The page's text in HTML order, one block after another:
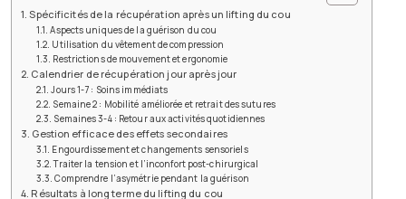
Spécificités de la récupération après un lifting du cou
Aspects uniques de la guérison du cou
Utilisation du vêtement de compression
Restrictions de mouvement et ergonomie
Calendrier de récupération jour après jour
Jours 1-7 : Soins immédiats
Semaine 2 : Mobilité améliorée et retrait des sutures
Semaines 3-4 : Retour aux activités quotidiennes
Gestion efficace des effets secondaires
Engourdissement et changements sensoriels
Traiter la tension et l’inconfort post-chirurgical
Comprendre l’asymétrie pendant la guérison
Résultats à long terme du lifting du cou